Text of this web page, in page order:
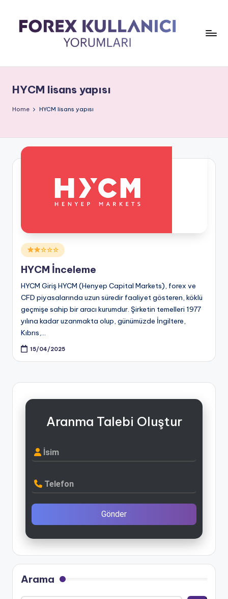
HYCM lisans yapısı
Home HYCM lisans yapısı
Posted
in
☆☆☆
HYCM İnceleme
HYCM Giriş HYCM (Henyep Capital Markets), forex ve
CFD piyasalarında uzun süredir faaliyet gösteren, köklü
geçmişe sahip bir aracı kurumdur. Şirketin temelleri 1977
yılına kadar uzanmakta olup, günümüzde İngiltere,
Kıbrıs,…
15/04/2025
Aranma Talebi Oluştur
İsim
Telefon
Gönder
Arama